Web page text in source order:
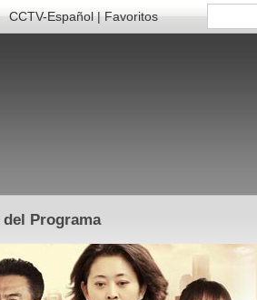
CCTV-Español|Favoritos
del Programa